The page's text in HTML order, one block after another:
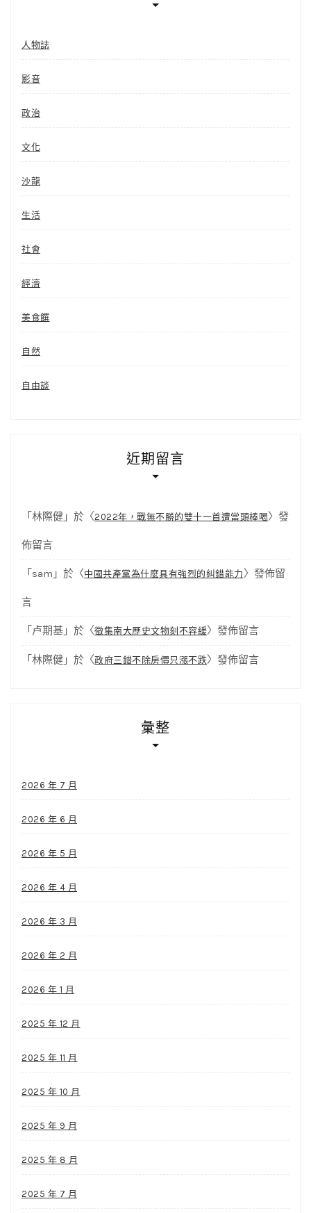
人物誌
影音
政治
文化
沙龍
生活
社會
經濟
美食饌
自然
自由談
近期留言
「 林際健 」於〈2022年，戰無不勝的雙十一首遭當頭棒喝〉發
佈留言
「 sam 」於〈中國共產黨為什麼具有強烈的糾錯能力 〉發佈留
言
「 卢期基 」於〈徵集南大歷史文物刻不容緩〉發佈留言
「 林際健 」於〈政府三錯不除房價只漲不跌〉發佈留言
彙整
2026 年 7 月
2026 年 6 月
2026 年 5 月
2026 年 4 月
2026 年 3 月
2026 年 2 月
2026 年 1 月
2025 年 12 月
2025 年 11 月
2025 年 10 月
2025 年 9 月
2025 年 8 月
2025 年 7 月